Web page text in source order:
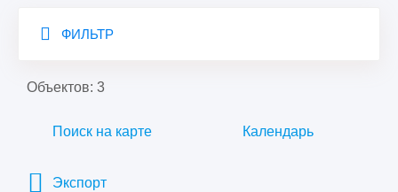
ФИЛЬТР
Объектов: 3
Поиск на карте Календарь
Экспорт